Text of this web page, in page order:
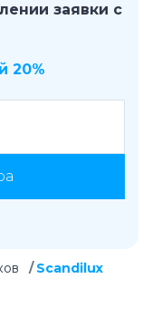
заявки с
20%
Scandilux